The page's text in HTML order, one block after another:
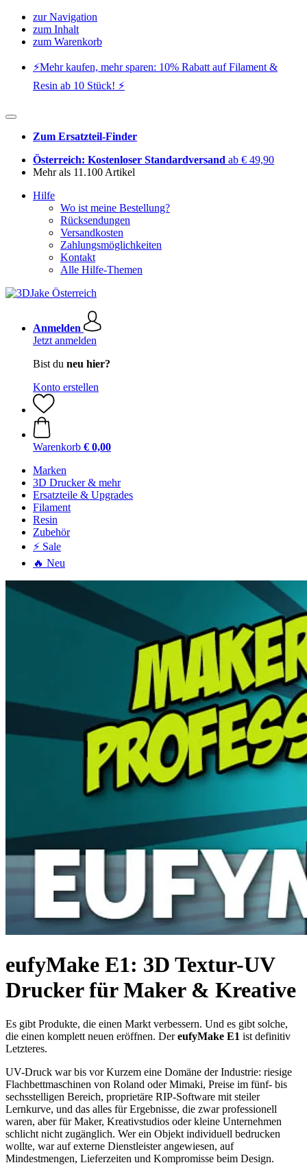
zur Navigation
zum Inhalt
zum Warenkorb
⚡️Mehr kaufen, mehr sparen: 10% Rabatt auf Filament &
Resin ab 10 Stück! ⚡️
Zum Ersatzteil-Finder
Österreich: Kostenloser Standardversand ab € 49,90
Mehr als 11.100 Artikel
Hilfe
Wo ist meine Bestellung?
Rücksendungen
Versandkosten
Zahlungsmöglichkeiten
Kontakt
Alle Hilfe-Themen
Anmelden
Jetzt anmelden
Bist du neu hier?
Konto erstellen
Warenkorb € 0,00
Marken
3D Drucker & mehr
Ersatzteile & Upgrades
Filament
Resin
Zubehör
⚡ Sale
🔥 Neu
eufyMake E1: 3D Textur-UV
Drucker für Maker & Kreative
Es gibt Produkte, die einen Markt verbessern. Und es gibt solche,
die einen komplett neuen eröffnen. DereufyMake E1 ist definitiv
Letzteres.
UV-Druck war bis vor Kurzem eine Domäne der Industrie: riesige
Flachbettmaschinen von Roland oder Mimaki, Preise im fünf- bis
sechsstelligen Bereich, proprietäre RIP-Software mit steiler
Lernkurve, und das alles für Ergebnisse, die zwar professionell
waren, aber für Maker, Kreativstudios oder kleine Unternehmen
schlicht nicht zugänglich. Wer ein Objekt individuell bedrucken
wollte, war auf externe Dienstleister angewiesen, auf
Mindestmengen, Lieferzeiten und Kompromisse beim Design.